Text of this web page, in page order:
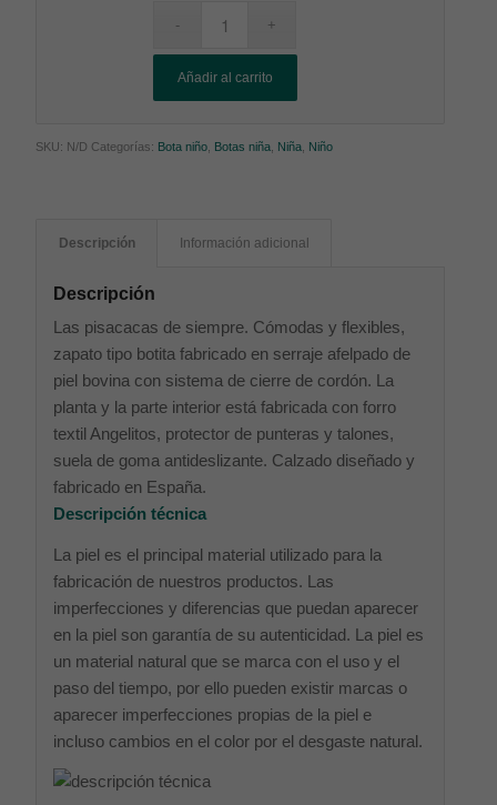
Añadir al carrito
SKU: N/D Categorías: Bota niño Botas niña Niña Niño
Descripción Información adicional
Descripción
Las pisacacas de siempre. Cómodas y flexibles,
zapato tipo botita fabricado en serraje afelpado de
piel bovina con sistema de cierre de cordón. La
planta y la parte interior está fabricada con forro
textil Angelitos, protector de punteras y talones,
suela de goma antideslizante. Calzado diseñado y
fabricado en España.
Descripción técnica
La piel es el principal material utilizado para la
fabricación de nuestros productos. Las
imperfecciones y diferencias que puedan aparecer
en la piel son garantía de su autenticidad. La piel es
un material natural que se marca con el uso y el
paso del tiempo, por ello pueden existir marcas o
aparecer imperfecciones propias de la piel e
incluso cambios en el color por el desgaste natural.